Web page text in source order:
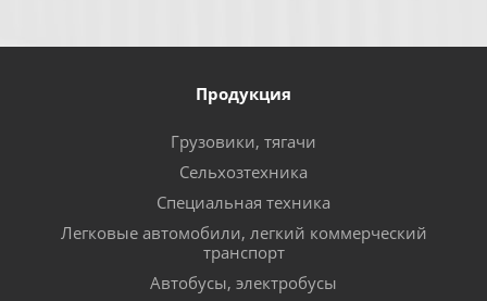
Продукция
Грузовики, тягачи
Сельхозтехника
Специальная техника
Легковые автомобили, легкий коммерческий
транспорт
Автобусы, электробусы